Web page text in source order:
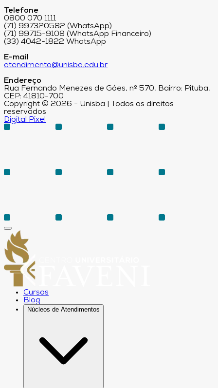
Telefone
0800 070 1111
(71) 997320582 (WhatsApp)
(71) 99715-9108 (WhatsApp Financeiro)
(33) 4042-1822 WhatsApp
E-mail
atendimento@unisba.edu.br
Endereço
Rua Fernando Menezes de Góes, nº 570, Bairro: Pituba,
CEP: 41810-700
Copyright © 2026 - Unisba | Todos os direitos
reservados
Digital Pixel
Cursos
Blog
Núcleos de Atendimentos